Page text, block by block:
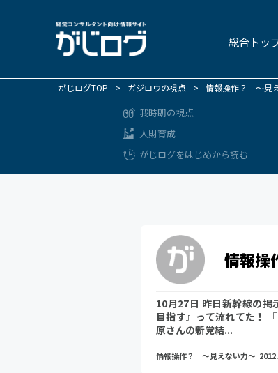
総合トッ
がじログTOP > ガジロウの視点 > 情報操作？ ～見
我時朗の視点
人財育成
がじログをはじめから読む
情報操
10月27日 昨日新幹線の掲
目指す』って流れてた！
原さんの新党結...
情報操作？ ～見えない力～